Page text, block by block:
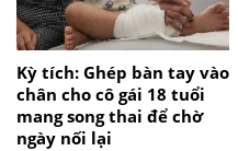
Kỳ tích: Ghép bàn tay vào
chân cho cô gái 18 tuổi
mang song thai để chờ
ngày nối lại